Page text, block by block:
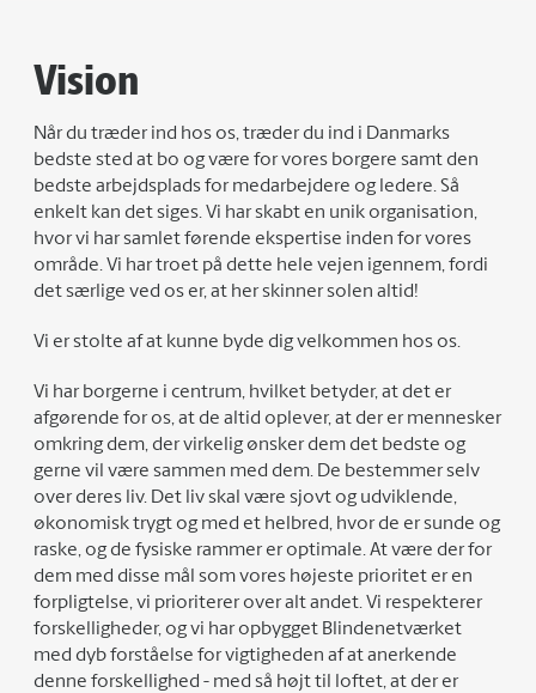
Vision
Når du træder ind hos os, træder du ind i Danmarks
bedste sted at bo og være for vores borgere samt den
bedste arbejdsplads for medarbejdere og ledere. Så
enkelt kan det siges. Vi har skabt en unik organisation,
hvor vi har samlet førende ekspertise inden for vores
område. Vi har troet på dette hele vejen igennem, fordi
det særlige ved os er, at her skinner solen altid!
Vi er stolte af at kunne byde dig velkommen hos os.
Vi har borgerne i centrum, hvilket betyder, at det er
afgørende for os, at de altid oplever, at der er mennesker
omkring dem, der virkelig ønsker dem det bedste og
gerne vil være sammen med dem. De bestemmer selv
over deres liv. Det liv skal være sjovt og udviklende,
økonomisk trygt og med et helbred, hvor de er sunde og
raske, og de fysiske rammer er optimale. At være der for
dem med disse mål som vores højeste prioritet er en
forpligtelse, vi prioriterer over alt andet. Vi respekterer
forskelligheder, og vi har opbygget Blindenetværket
med dyb forståelse for vigtigheden af at anerkende
denne forskellighed - med så højt til loftet, at der er